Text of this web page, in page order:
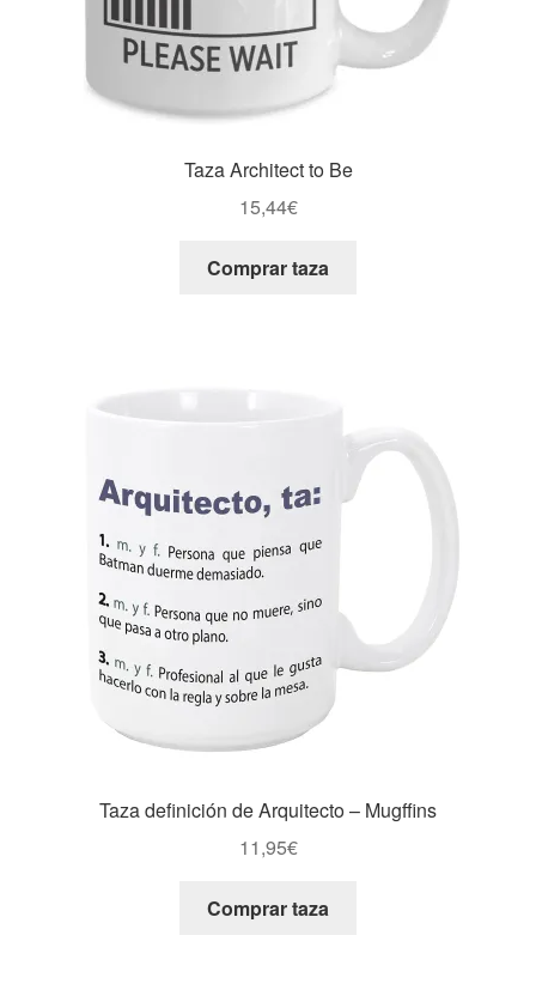
Taza Architect to Be
15,44€
Comprar taza
Taza definición de Arquitecto – Mugffins
11,95€
Comprar taza